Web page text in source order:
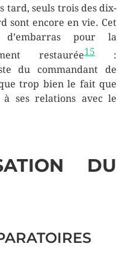
tard, seuls trois des dix-
sont encore en vie. Cet
pour la
restaurée15:
du commandant de
trop bien le fait que
ses relations avec le
DU